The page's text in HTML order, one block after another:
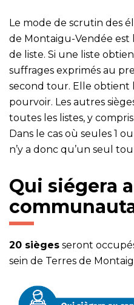
Le mode de scrutin des
de Montaigu-Vendée
de liste. Si une liste
suffrages exprimés au
second tour. Elle obtient
pourvoir. Les autres
toutes les listes, y
Dans le cas où seules 1
n’y a donc qu’un seul
Qui siégera
20 sièges seront
sein de Terres de